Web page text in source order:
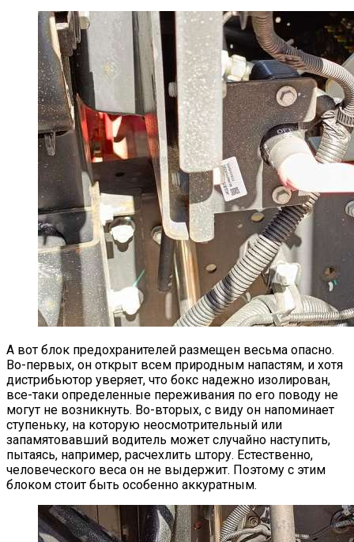
А вот блок предохранителей размещен весьма опасно.
Во-первых, он открыт всем природным напастям, и хотя
дистрибьютор уверяет, что бокс надежно изолирован,
все-таки определенные переживания по его поводу не
могут не возникнуть. Во-вторых, с виду он напоминает
ступеньку, на которую неосмотрительный или
запамятовавший водитель может случайно наступить,
пытаясь, например, расчехлить штору. Естественно,
человеческого веса он не выдержит. Поэтому с этим
блоком стоит быть особенно аккуратным.